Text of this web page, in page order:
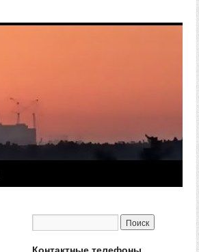
Контактные телефоны